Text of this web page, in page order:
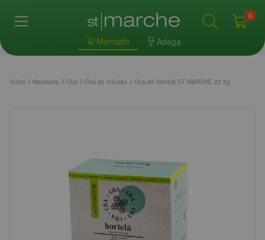
Mercado Adega
0
Início Mercearia Chá Chá de Infusão Chá de Hortelã ST MARCHE 22,5g